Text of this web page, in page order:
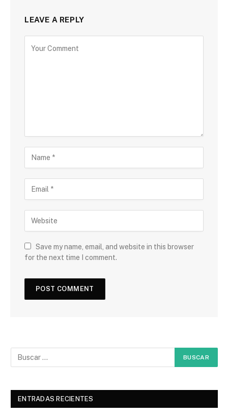
LEAVE A REPLY
Save my name, email, and website in this browser
for the next time I comment.
ENTRADAS RECIENTES